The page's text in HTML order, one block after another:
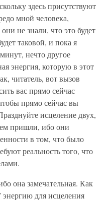
здесь присутствуют
мной человека,
не знали, что это будет
таковой, и пока я
нечто другое
энергия, которую в этот
читатель, вот вызов
вас прямо сейчас
прямо сейчас вы
исцеление двух,
пришли, ибо они
в том, что было
реальность того, что
она замечательная. Как
для исцеления